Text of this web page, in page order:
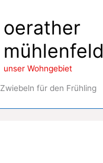
oerather
mühlenfeld
unser Wohngebiet
Zwiebeln für den Frühling